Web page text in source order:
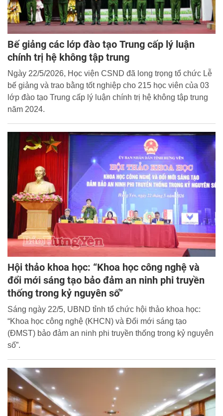
Bế giảng các lớp đào tạo Trung cấp lý luận
chính trị hệ không tập trung
Ngày 22/5/2026, Học viện CSND đã long trọng tổ chức Lễ
bế giảng và trao bằng tốt nghiệp cho 215 học viên của 03
lớp đào tạo Trung cấp lý luận chính trị hệ không tập trung
năm 2024.
Hội thảo khoa học: “Khoa học công nghệ và
đổi mới sáng tạo bảo đảm an ninh phi truyền
thống trong kỷ nguyên số”
Sáng ngày 22/5, UBND tỉnh tổ chức hội thảo khoa học:
“Khoa học công nghệ (KHCN) và Đổi mới sáng tạo
(ĐMST) bảo đảm an ninh phi truyền thống trong kỷ nguyên
số”.